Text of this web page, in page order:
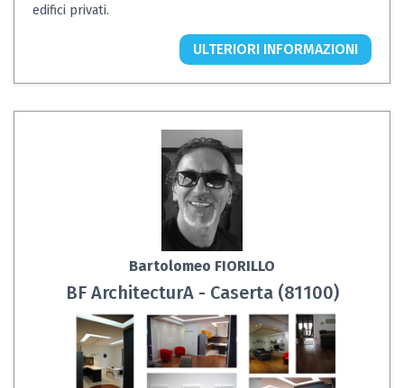
edifici privati.
ULTERIORI INFORMAZIONI
Bartolomeo FIORILLO
BF ArchitecturA - Caserta (81100)